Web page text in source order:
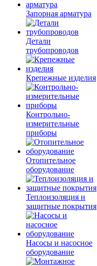
Запорная арматура
Детали
трубопроводов
Крепежные изделия
Контрольно-
измерительные
приборы
Отопительное
оборудование
Теплоизоляция и
защитные покрытия
Насосы и насосное
оборудование